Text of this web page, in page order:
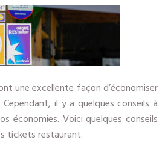
une excellente façon d’économiser
il y a quelques conseils à
économies. Voici quelques conseils
tickets restaurant.